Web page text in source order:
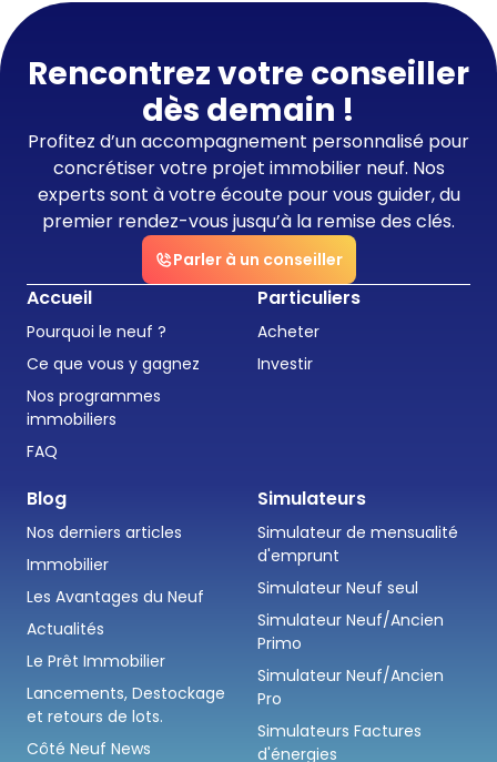
Rencontrez votre conseiller
dès demain !
Profitez d’un accompagnement personnalisé pour
concrétiser votre projet immobilier neuf. Nos
experts sont à votre écoute pour vous guider, du
premier rendez-vous jusqu’à la remise des clés.
Parler à un conseiller
Accueil
Pourquoi le neuf ?
Ce que vous y gagnez
Nos programmes
immobiliers
FAQ
Particuliers
Acheter
Investir
Blog
Nos derniers articles
Immobilier
Les Avantages du Neuf
Actualités
Le Prêt Immobilier
Lancements, Destockage
et retours de lots.
Côté Neuf News
Simulateurs
Simulateur de mensualité
d'emprunt
Simulateur Neuf seul
Simulateur Neuf/Ancien
Primo
Simulateur Neuf/Ancien
Pro
Simulateurs Factures
d'énergies